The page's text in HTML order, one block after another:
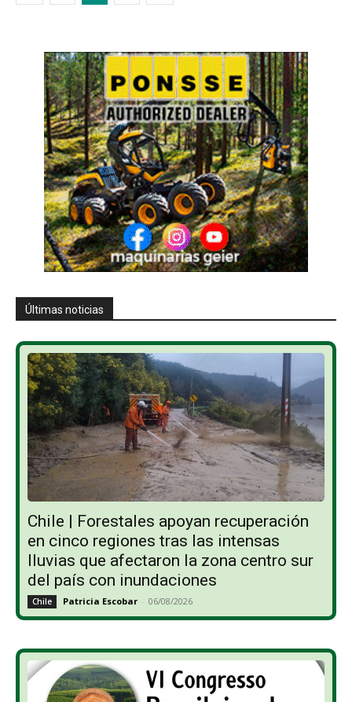
Últimas noticias
Chile | Forestales apoyan recuperación
en cinco regiones tras las intensas
lluvias que afectaron la zona centro sur
del país con inundaciones
Chile Patricia Escobar - 06/08/2026